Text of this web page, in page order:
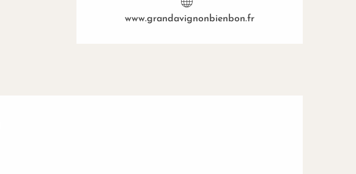
www.grandavignonbienbon.fr